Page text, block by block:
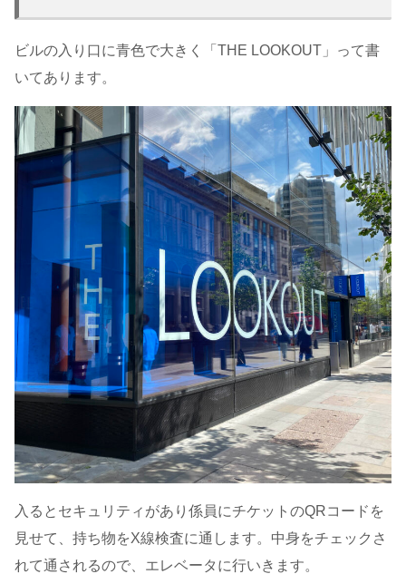
ビルの入り口に青色で大きく「THE LOOKOUT」って書
いてあります。
入るとセキュリティがあり係員にチケットのQRコードを
見せて、持ち物をX線検査に通します。中身をチェックさ
れて通されるので、エレベータに行いきます。